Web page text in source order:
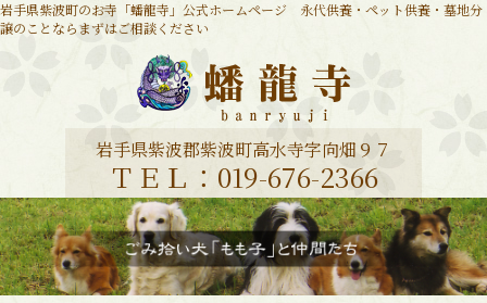
岩手県紫波町のお寺「蟠龍寺」公式ホームページ 永代供養・ペット供養・墓地分
譲のことならまずはご相談ください
岩手県紫波郡紫波町高水寺字向畑９７
ＴＥＬ：019-676-2366